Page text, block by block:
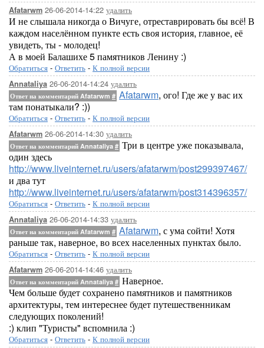
Afatarwm 26-06-2014-14:22 удалить
И не слышала никогда о Вичуге, отреставрировать бы всё! В
каждом населённом пункте есть своя история, главное, её
увидеть, ты - молодец!
А в моей Балашихе 5 памятников Ленину :)
Обратиться - Ответить - К полной версии
Annataliya 26-06-2014-14:24 удалить
Ответ на комментарий Afatarwm # Afatarwm, ого! Где же у вас их
там понатыкали? :))
Обратиться - Ответить - К полной версии
Afatarwm 26-06-2014-14:30 удалить
Ответ на комментарий Annataliya # Три в центре уже показывала,
один здесь
http://www.liveinternet.ru/users/afatarwm/post299397467/
и два тут
http://www.liveinternet.ru/users/afatarwm/post314396357/
Обратиться - Ответить - К полной версии
Annataliya 26-06-2014-14:33 удалить
Ответ на комментарий Afatarwm # Afatarwm, с ума сойти! Хотя
раньше так, наверное, во всех населенных пунктах было.
Обратиться - Ответить - К полной версии
Afatarwm 26-06-2014-14:46 удалить
Ответ на комментарий Annataliya # Наверное.
Чем больше будет сохранено памятников и памятников
архитектуры, тем интереснее будет путешественникам
следующих поколений!
:) клип "Туристы" вспомнила :)
Обратиться - Ответить - К полной версии